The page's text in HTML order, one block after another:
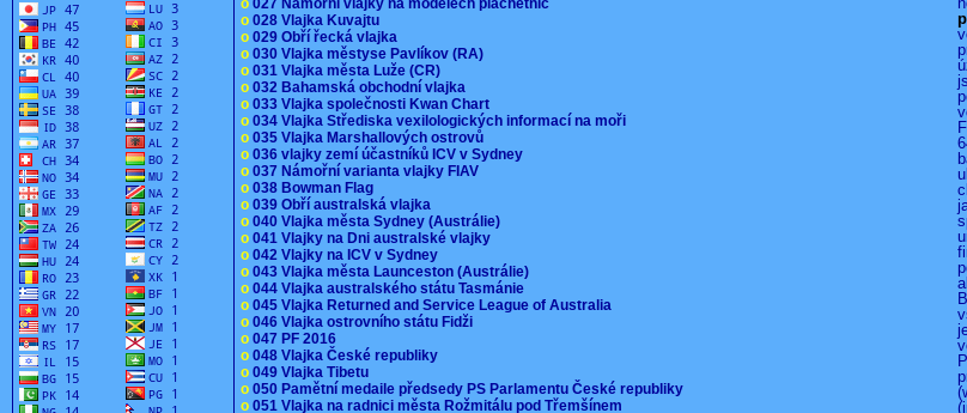
o 028 Vlajka Kuvajtu
o 029 Obří řecká vlajka
o 030 Vlajka městyse Pavlíkov (RA)
o 031 Vlajka města Luže (CR)
o 032 Bahamská obchodní vlajka
o 033 Vlajka společnosti Kwan Chart
o 034 Vlajka Střediska vexilologických informací na moři
o 035 Vlajka Marshallových ostrovů
o 036 vlajky zemí účastníků ICV v Sydney
o 037 Námořní varianta vlajky FIAV
o 038 Bowman Flag
o 039 Obří australská vlajka
o 040 Vlajka města Sydney (Austrálie)
o 041 Vlajky na Dni australské vlajky
o 042 Vlajky na ICV v Sydney
o 043 Vlajka města Launceston (Austrálie)
o 044 Vlajka australského státu Tasmánie
o 045 Vlajka Returned and Service League of Australia
o 046 Vlajka ostrovního státu Fidži
o 047 PF 2016
o 048 Vlajka České republiky
o 049 Vlajka Tibetu
o 050 Pamětní medaile předsedy PS Parlamentu České republiky
o 051 Vlajka na radnici města Rožmitálu pod Třemšínem